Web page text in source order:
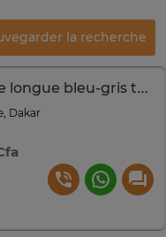
la recherche
Chemise longue bleu-gris taille 44
Dakar